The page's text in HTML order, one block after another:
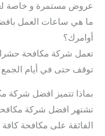
عروض مستمرة و خاصة
ما هي ساعات العمل
أوامرك؟
توقف حتى في أيام الجمع
بماذا تتميز افضل شركة
تشتهر افضل شركة
الفائقة على مكافحة